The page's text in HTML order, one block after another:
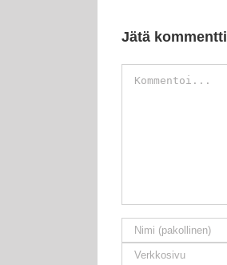
Jätä kommentti